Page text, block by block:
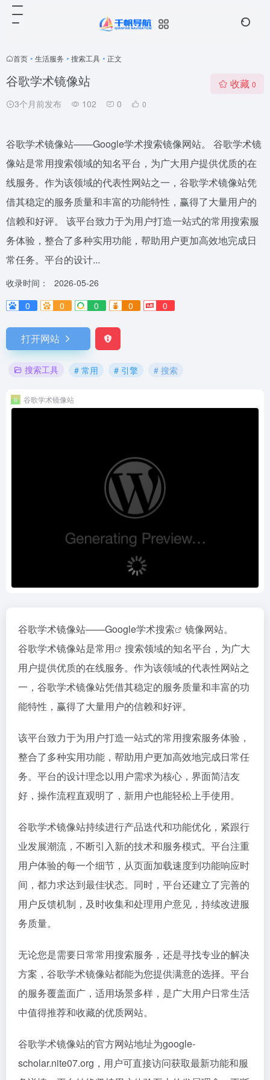
首页 • 生活服务 • 搜索工具 • 正文
谷歌学术镜像站
3个月前发布 102 0 0
收藏 0
谷歌学术镜像站——Google学术搜索镜像网站。 谷歌学术镜
像站是常用搜索领域的知名平台，为广大用户提供优质的在
线服务。作为该领域的代表性网站之一，谷歌学术镜像站凭
借其稳定的服务质量和丰富的功能特性，赢得了大量用户的
信赖和好评。 该平台致力于为用户打造一站式的常用搜索服
务体验，整合了多种实用功能，帮助用户更加高效地完成日
常任务。平台的设计...
收录时间：
2026-05-26
0
0 0 0 0
打开网站
搜索工具 # 常用 # 引擎 # 搜索
谷歌学术镜像站
谷歌学术镜像站——Google学术搜索
镜像网站。
谷歌学术镜像站是常用
搜索领域的知名平台，为广大
用户提供优质的在线服务。作为该领域的代表性网站之
一，谷歌学术镜像站凭借其稳定的服务质量和丰富的功
能特性，赢得了大量用户的信赖和好评。
该平台致力于为用户打造一站式的常用搜索服务体验，
整合了多种实用功能，帮助用户更加高效地完成日常任
务。平台的设计理念以用户需求为核心，界面简洁友
好，操作流程直观明了，新用户也能轻松上手使用。
谷歌学术镜像站持续进行产品迭代和功能优化，紧跟行
业发展潮流，不断引入新的技术和服务模式。平台注重
用户体验的每一个细节，从页面加载速度到功能响应时
间，都力求达到最佳状态。同时，平台还建立了完善的
用户反馈机制，及时收集和处理用户意见，持续改进服
务质量。
无论您是需要日常常用搜索服务，还是寻找专业的解决
方案，谷歌学术镜像站都能为您提供满意的选择。平台
的服务覆盖面广，适用场景多样，是广大用户日常生活
中值得推荐和收藏的优质网站。
谷歌学术镜像站的官方网站地址为google-
scholar.nite07.org，用户可直接访问获取最新功能和服